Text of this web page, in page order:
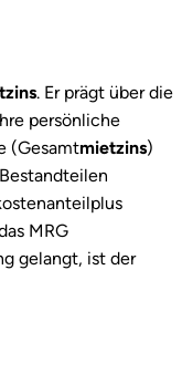
. Er prägt über die
persönliche
(Gesamtmietzins)
MRG
gelangt, ist der